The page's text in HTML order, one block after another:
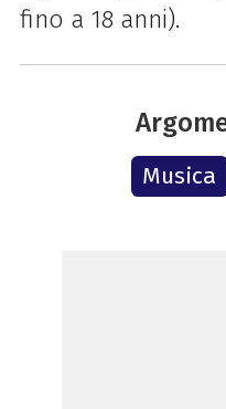
fino a 18 anni).
Musica